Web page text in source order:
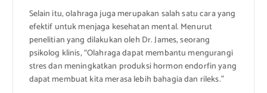
Selain itu, olahraga juga merupakan salah satu cara yang
efektif untuk menjaga kesehatan mental. Menurut
penelitian yang dilakukan oleh Dr. James, seorang
psikolog klinis, “Olahraga dapat membantu mengurangi
stres dan meningkatkan produksi hormon endorfin yang
dapat membuat kita merasa lebih bahagia dan rileks.”